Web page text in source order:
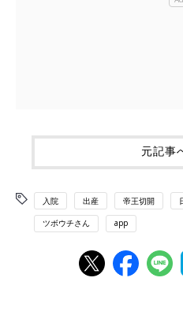
元記事
入院 出産 帝王切開
ツボウチさん app